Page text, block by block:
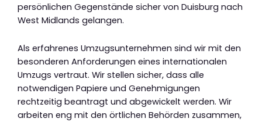
persönlichen Gegenstände sicher von Duisburg nach
West Midlands gelangen.
Als erfahrenes Umzugsunternehmen sind wir mit den
besonderen Anforderungen eines internationalen
Umzugs vertraut. Wir stellen sicher, dass alle
notwendigen Papiere und Genehmigungen
rechtzeitig beantragt und abgewickelt werden. Wir
arbeiten eng mit den örtlichen Behörden zusammen,